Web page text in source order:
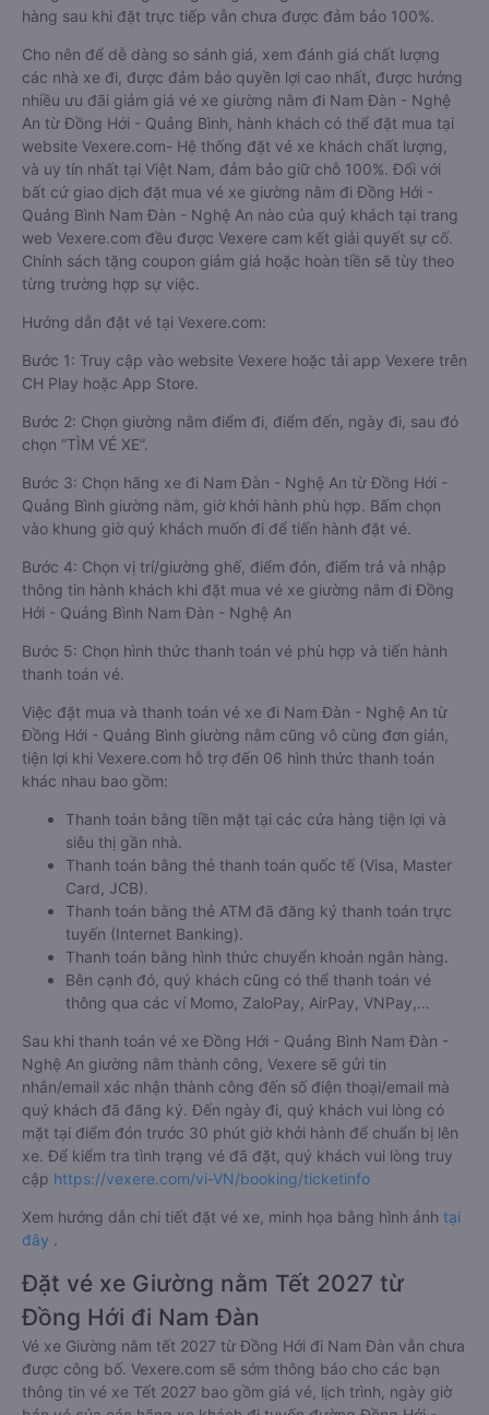
hàng sau khi đặt trực tiếp vẫn chưa được đảm bảo 100%.
Cho nên để dễ dàng so sánh giá, xem đánh giá chất lượng
các nhà xe đi, được đảm bảo quyền lợi cao nhất, được hưởng
nhiều ưu đãi giảm giá vé xe giường nằm đi Nam Đàn - Nghệ
An từ Đồng Hới - Quảng Bình, hành khách có thể đặt mua tại
website Vexere.com- Hệ thống đặt vé xe khách chất lượng,
và uy tín nhất tại Việt Nam, đảm bảo giữ chỗ 100%. Đối với
bất cứ giao dịch đặt mua vé xe giường nằm đi Đồng Hới -
Quảng Bình Nam Đàn - Nghệ An nào của quý khách tại trang
web Vexere.com đều được Vexere cam kết giải quyết sự cố.
Chính sách tặng coupon giảm giá hoặc hoàn tiền sẽ tùy theo
từng trường hợp sự việc.
Hướng dẫn đặt vé tại Vexere.com:
Bước 1: Truy cập vào website Vexere hoặc tải app Vexere trên
CH Play hoặc App Store.
Bước 2: Chọn giường nằm điểm đi, điểm đến, ngày đi, sau đó
chọn “TÌM VÉ XE”.
Bước 3: Chọn hãng xe đi Nam Đàn - Nghệ An từ Đồng Hới -
Quảng Bình giường nằm, giờ khởi hành phù hợp. Bấm chọn
vào khung giờ quý khách muốn đi để tiến hành đặt vé.
Bước 4: Chọn vị trí/giường ghế, điểm đón, điểm trả và nhập
thông tin hành khách khi đặt mua vé xe giường nằm đi Đồng
Hới - Quảng Bình Nam Đàn - Nghệ An
Bước 5: Chọn hình thức thanh toán vé phù hợp và tiến hành
thanh toán vé.
Việc đặt mua và thanh toán vé xe đi Nam Đàn - Nghệ An từ
Đồng Hới - Quảng Bình giường nằm cũng vô cùng đơn giản,
tiện lợi khi Vexere.com hỗ trợ đến 06 hình thức thanh toán
khác nhau bao gồm:
Thanh toán bằng tiền mặt tại các cửa hàng tiện lợi và
siêu thị gần nhà.
Thanh toán bằng thẻ thanh toán quốc tế (Visa, Master
Card, JCB).
Thanh toán bằng thẻ ATM đã đăng ký thanh toán trực
tuyến (Internet Banking).
Thanh toán bằng hình thức chuyển khoản ngân hàng.
Bên cạnh đó, quý khách cũng có thể thanh toán vé
thông qua các ví Momo, ZaloPay, AirPay, VNPay,…
Sau khi thanh toán vé xe Đồng Hới - Quảng Bình Nam Đàn -
Nghệ An giường nằm thành công, Vexere sẽ gửi tin
nhắn/email xác nhận thành công đến số điện thoại/email mà
quý khách đã đăng ký. Đến ngày đi, quý khách vui lòng có
mặt tại điểm đón trước 30 phút giờ khởi hành để chuẩn bị lên
xe. Để kiểm tra tình trạng vé đã đặt, quý khách vui lòng truy
cập https://vexere.com/vi-VN/booking/ticketinfo
Xem hướng dẫn chi tiết đặt vé xe, minh họa bằng hình ảnh tại
đây .
Đặt vé xe Giường nằm Tết 2027 từ
Đồng Hới đi Nam Đàn
Vé xe Giường nằm tết 2027 từ Đồng Hới đi Nam Đàn vẫn chưa
được công bố. Vexere.com sẽ sớm thông báo cho các bạn
thông tin vé xe Tết 2027 bao gồm giá vé, lịch trình, ngày giờ